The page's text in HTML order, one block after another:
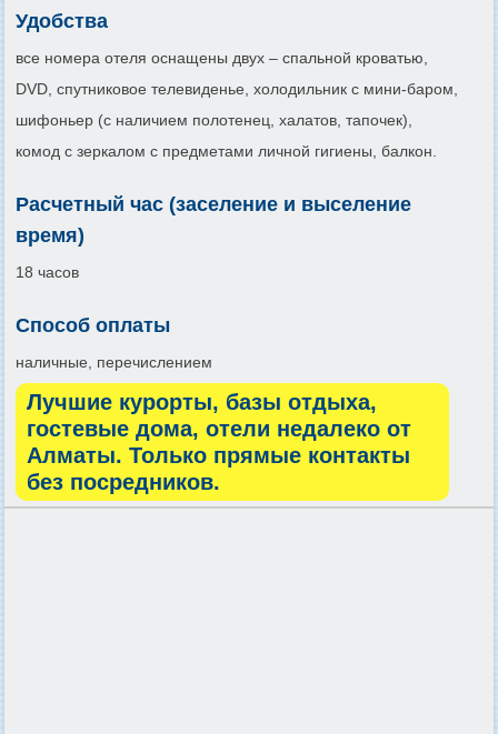
Удобства
все номера отеля оснащены двух – спальной кроватью,
DVD, спутниковое телевиденье, холодильник с мини-баром,
шифоньер (с наличием полотенец, халатов, тапочек),
комод с зеркалом с предметами личной гигиены, балкон.
Расчетный час (заселение и выселение
время)
18 часов
Способ оплаты
наличные, перечислением
Лучшие курорты, базы отдыха,
гостевые дома, отели недалеко от
Алматы. Только прямые контакты
без посредников.